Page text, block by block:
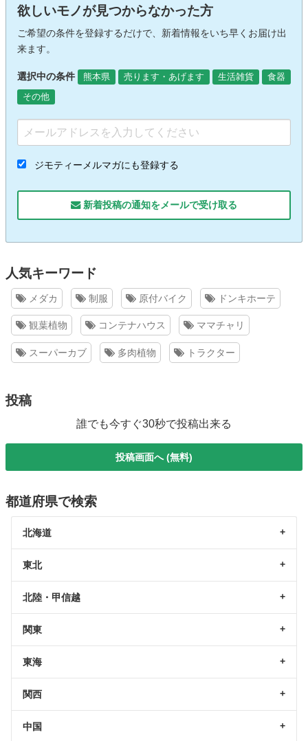
欲しいモノが見つからなかった方
ご希望の条件を登録するだけで、新着情報をいち早くお届け出
来ます。
選択中の条件 熊本県 売ります・あげます 生活雑貨
食器
その他
ジモティーメルマガにも登録する
新着投稿の通知をメールで受け取る
人気キーワード
メダカ 制服 原付バイク ドンキホーテ
観葉植物 コンテナハウス ママチャリ
スーパーカブ 多肉植物 トラクター
投稿
誰でも今すぐ30秒で投稿出来る
投稿画面へ (無料)
都道府県で検索
北海道
東北
北陸・甲信越
関東
東海
関西
中国